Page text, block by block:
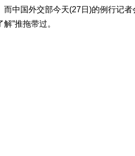
而中国外交部今天(27日)的例行记
解”推拖带过。